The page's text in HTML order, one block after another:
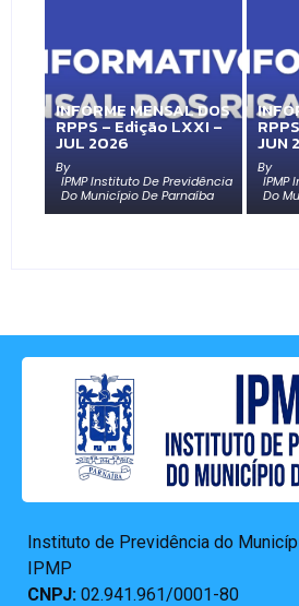
INFORME MENSAL DOS
RPPS – Edição LXXI –
JUL 2026
By
IPMP Instituto De Previdência
Do Município De Parnaíba
JUN
By
IPMP
Do
Instituto de Previdência do
IPMP
CNPJ: 02.941.961/0001-80